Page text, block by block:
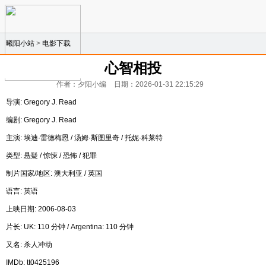
曦阳小站 > 电影下载
心智相投
作者：夕阳小编 日期：2026-01-31 22:15:29
导演: Gregory J. Read
编剧: Gregory J. Read
主演: 埃迪·雷德梅恩 / 汤姆·斯图里奇 / 托妮·科莱特
类型: 悬疑 / 惊悚 / 恐怖 / 犯罪
制片国家/地区: 澳大利亚 / 英国
语言: 英语
上映日期: 2006-08-03
片长: UK: 110 分钟 / Argentina: 110 分钟
又名: 杀人冲动
IMDb: tt0425196